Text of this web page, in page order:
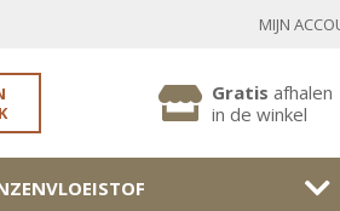
MIJN
INLOGGEN BESTAANDE KLANT
Gratis afhalen
in de winkel